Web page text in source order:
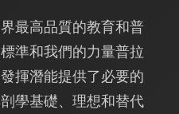
最高品質的教育和普
準和我們的力量普拉
揮潛能提供了必要的
學基礎、理想和替代